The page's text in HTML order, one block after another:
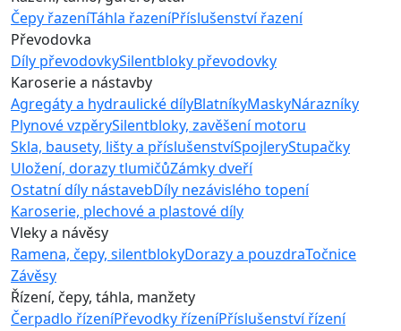
Čepy řazeníTáhla řazeníPříslušenství řazení
Převodovka
Díly převodovkySilentbloky převodovky
Karoserie a nástavby
Agregáty a hydraulické dílyBlatníkyMaskyNárazníky
Plynové vzpěrySilentbloky, zavěšení motoru
Skla, bausety, lišty a příslušenstvíSpojleryStupačky
Uložení, dorazy tlumičůZámky dveří
Ostatní díly nástavebDíly nezávislého topení
Karoserie, plechové a plastové díly
Vleky a návěsy
Ramena, čepy, silentblokyDorazy a pouzdraTočnice
Závěsy
Řízení, čepy, táhla, manžety
Čerpadlo řízeníPřevodky řízeníPříslušenství řízení